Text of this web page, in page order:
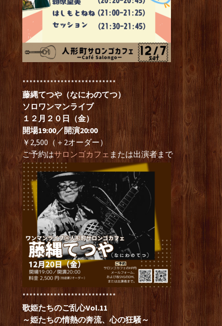
***************************
藤縄てつや（なにわのてつ）
ソロワンマンライブ
１２月２０日（金）
開場19:00／開演20:00
￥2,500（＋2オーダー）
ご予約はサロンゴカフェ または出演者まで
***************************
歌姫たちのご乱心Vol.11
～姫たちの情熱の奔流、心の狂騒～